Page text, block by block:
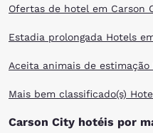
Ofertas de hotel em Carson
Estadia prolongada Hotels
Aceita animais de
Mais bem classificado(s)
Carson City hotéis por